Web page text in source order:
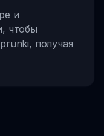
и
чтобы
получая